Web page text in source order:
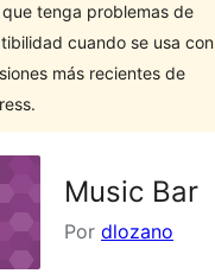
tenga problemas de
cuando se usa con
más recientes de
Music Bar
Por dlozano